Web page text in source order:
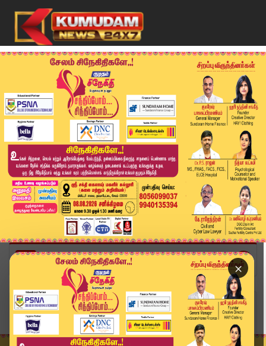
×
Home
வீடியோ ஸ்டோரி
திருப்பரங்குன்றம் சம்பவம்... மேலும் 20 பேர் மீத...